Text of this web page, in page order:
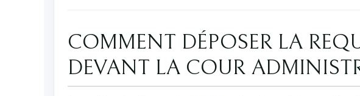
COMMENT DÉPOSER LA
DEVANT LA COUR